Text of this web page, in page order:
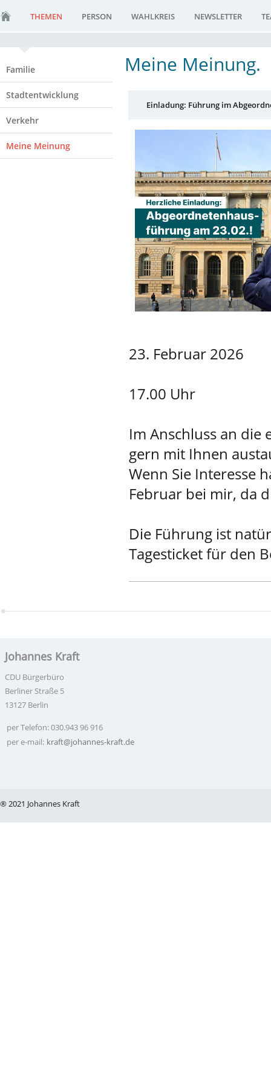
THEMEN PERSON WAHLKREIS NEWSLETTER
Familie
Stadtentwicklung
Verkehr
Meine Meinung
Meine Meinung.
Einladung: Führung im
23. Februar 2026
17.00 Uhr
Im Anschluss an
gern mit Ihnen
Wenn Sie Interesse
Februar bei mir, da
Die Führung ist
Tagesticket für den
Johannes Kraft
CDU Bürgerbüro
Berliner Straße 5
13127 Berlin
per Telefon: 030.943 96 916
per e-mail: kraft@johannes-kraft.de
® 2021 Johannes Kraft